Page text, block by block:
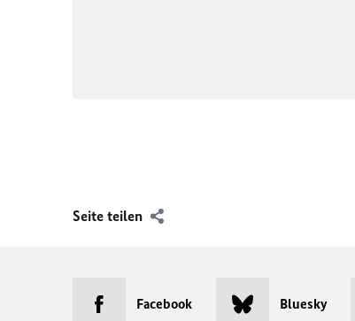
Seite teilen
Facebook Bluesky